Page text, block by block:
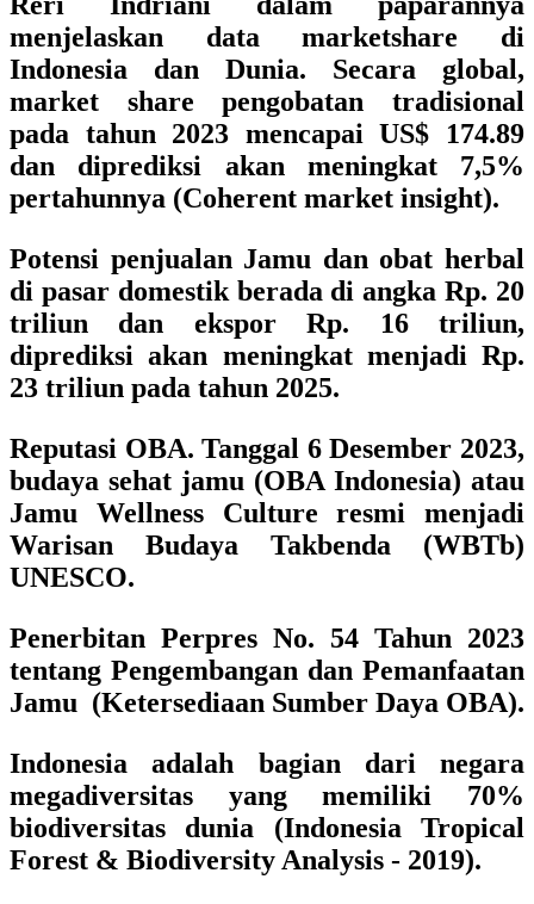
menjelaskan data marketshare di
Indonesia dan Dunia. Secara global,
market share pengobatan tradisional
pada tahun 2023 mencapai US$ 174.89
dan diprediksi akan meningkat 7,5%
pertahunnya (Coherent market insight).
Potensi penjualan Jamu dan obat herbal
di pasar domestik berada di angka Rp. 20
triliun dan ekspor Rp. 16 triliun,
diprediksi akan meningkat menjadi Rp.
23 triliun pada tahun 2025.
Reputasi OBA. Tanggal 6 Desember 2023,
budaya sehat jamu (OBA Indonesia) atau
Jamu Wellness Culture resmi menjadi
Warisan Budaya Takbenda (WBTb)
UNESCO.
Penerbitan Perpres No. 54 Tahun 2023
tentang Pengembangan dan Pemanfaatan
Jamu (Ketersediaan Sumber Daya OBA).
Indonesia adalah bagian dari negara
megadiversitas yang memiliki 70%
biodiversitas dunia (Indonesia Tropical
Forest & Biodiversity Analysis - 2019).